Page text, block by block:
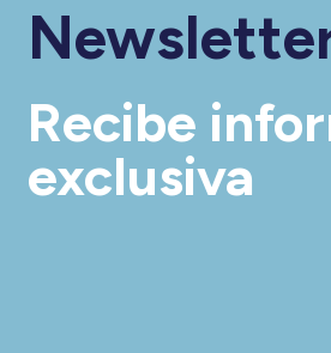
Recibe
exclusiva